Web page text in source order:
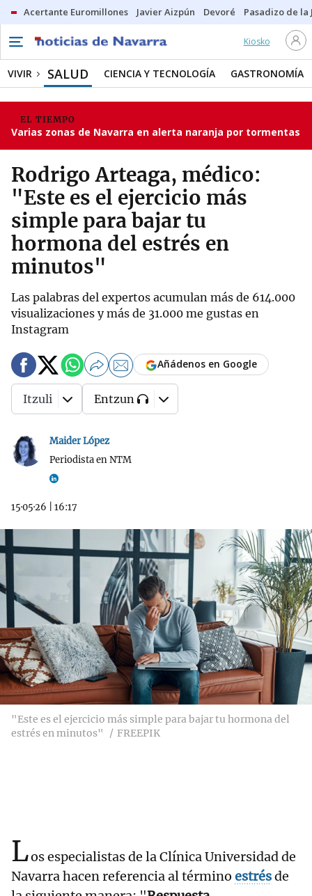
Acertante Euromillones Javier Aizpún Devoré Pasadizo de la
Kiosko
VIVIR SALUD CIENCIA Y TECNOLOGÍA GASTRONOMÍA
EL TIEMPO
Varias zonas de Navarra en alerta naranja por tormentas
Rodrigo Arteaga, médico:
"Este es el ejercicio más
simple para bajar tu
hormona del estrés en
minutos"
Las palabras del expertos acumulan más de 614.000
visualizaciones y más de 31.000 me gustas en
Instagram
Maider López
Periodista en NTM
15·05·26 16:17
Añádenos en Google
Itzuli Entzun
"Este es el ejercicio más simple para bajar tu hormona del
estrés en minutos"
FREEPIK
Los especialistas de la Clínica Universidad de
Navarra hacen referencia al término estrésde